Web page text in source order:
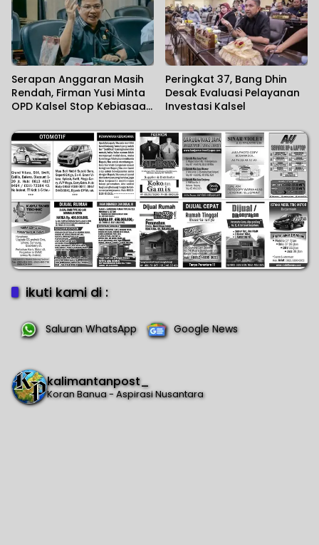
Serapan Anggaran Masih
Rendah, Firman Yusi Minta
OPD Kalsel Stop Kebiasaan
Tahun
Peringkat 37, Bang Dhin
Desak Evaluasi Pelayanan
Investasi Kalsel
ikuti kami di :
Saluran WhatsApp Google News
kalimantanpost_
Koran Banua - Aspirasi Nusantara